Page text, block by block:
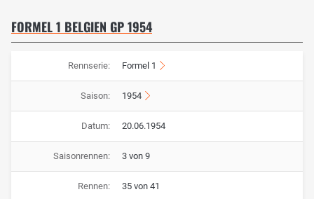
FORMEL 1 BELGIEN GP 1954
Rennserie: Formel 1
Saison: 1954
Datum: 20.06.1954
Saisonrennen: 3 von 9
Rennen: 35 von 41